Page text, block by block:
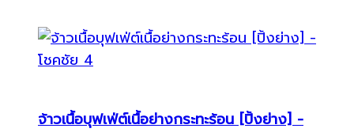
จ้าวเนื้อบุฟเฟ่ต์เนื้อย่างกระทะร้อน [ปิ้งย่าง] -